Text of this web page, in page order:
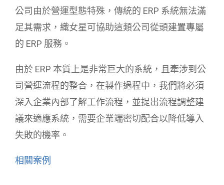
公司由於營運型態特殊，傳統的 ERP 系統無法滿
足其需求，織女星可協助這類公司從頭建置專屬
的 ERP 服務。
由於 ERP 本質上是非常巨大的系統，且牽涉到公
司營運流程的整合，在製作過程中，我們將必須
深入企業內部了解工作流程，並提出流程調整建
議來適應系統，需要企業端密切配合以降低導入
失敗的機率。
相關案例